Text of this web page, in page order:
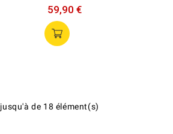
59,90 €
jusqu'àde 18 élément(s)